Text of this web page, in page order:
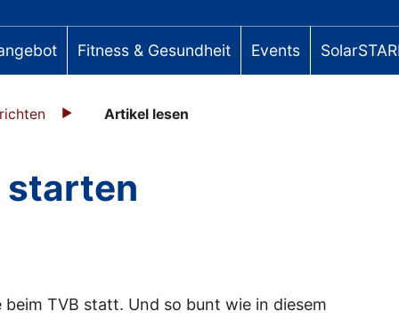
Fitness & Gesundheit Events
Artikel lesen
starten
TVB statt. Und so bunt wie in diesem